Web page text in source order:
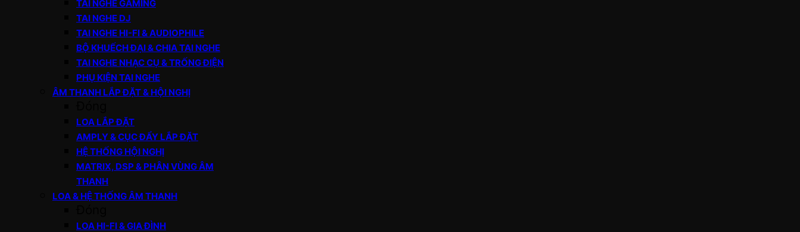
TAI NGHE GAMING
TAI NGHE DJ
TAI NGHE HI-FI & AUDIOPHILE
BỘ KHUẾCH ĐẠI & CHIA TAI NGHE
TAI NGHE NHẠC CỤ & TRỐNG ĐIỆN
PHỤ KIỆN TAI NGHE
ÂM THANH LẮP ĐẶT & HỘI NGHỊ
LOA LẮP ĐẶT
AMPLY & CỤC ĐẨY LẮP ĐẶT
HỆ THỐNG HỘI NGHỊ
MATRIX, DSP & PHÂN VÙNG ÂM
THANH
LOA & HỆ THỐNG ÂM THANH
LOA HI-FI & GIA ĐÌNH